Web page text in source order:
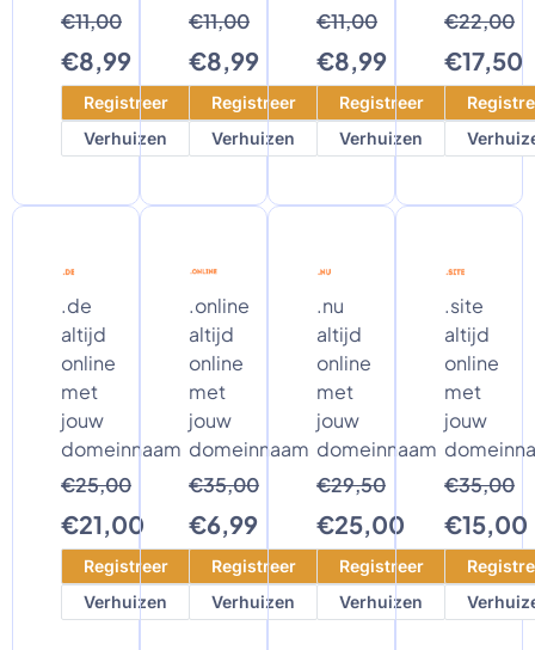
€11,00
€8,99
Registreer
Verhuizen
€11,00
€8,99
Registreer
Verhuizen
€11,00
€8,99
Registreer
Verhuizen
€22,00
€17,50
.de
altijd
online
met
jouw
domeinnaam
€25,00
€21,00
Registreer
Verhuizen
.online
altijd
online
met
jouw
domeinnaam
€35,00
€6,99
Registreer
Verhuizen
.nu
altijd
online
met
jouw
domeinnaam
€29,50
€25,00
Registreer
Verhuizen
.site
altijd
online
met
jouw
€35,00
€15,00